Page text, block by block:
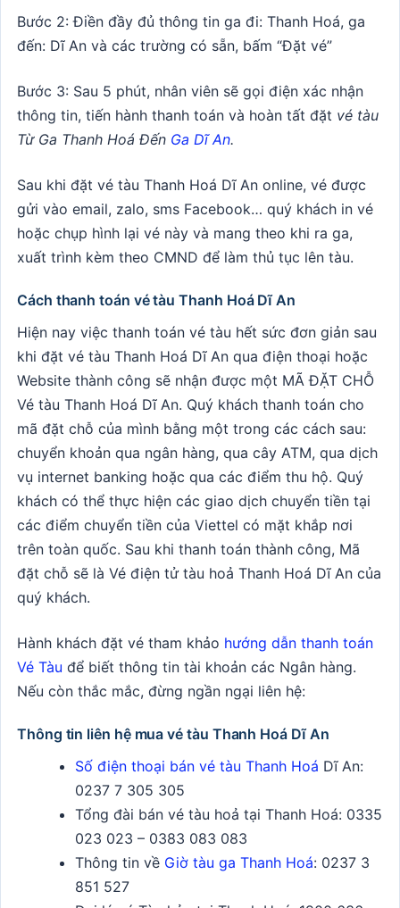
Bước 2: Điền đầy đủ thông tin ga đi: Thanh Hoá, ga
đến: Dĩ An và các trường có sẵn, bấm “Đặt vé”
Bước 3: Sau 5 phút, nhân viên sẽ gọi điện xác nhận
thông tin, tiến hành thanh toán và hoàn tất đặt vé tàu
Từ Ga Thanh Hoá Đến Ga Dĩ An.
Sau khi đặt vé tàu Thanh Hoá Dĩ An online, vé được
gửi vào email, zalo, sms Facebook… quý khách in vé
hoặc chụp hình lại vé này và mang theo khi ra ga,
xuất trình kèm theo CMND để làm thủ tục lên tàu.
Cách thanh toán vé tàu Thanh Hoá Dĩ An
Hiện nay việc thanh toán vé tàu hết sức đơn giản sau
khi đặt vé tàu Thanh Hoá Dĩ An qua điện thoại hoặc
Website thành công sẽ nhận được một MÃ ĐẶT CHỖ
Vé tàu Thanh Hoá Dĩ An. Quý khách thanh toán cho
mã đặt chỗ của mình bằng một trong các cách sau:
chuyển khoản qua ngân hàng, qua cây ATM, qua dịch
vụ internet banking hoặc qua các điểm thu hộ. Quý
khách có thể thực hiện các giao dịch chuyển tiền tại
các điểm chuyển tiền của Viettel có mặt khắp nơi
trên toàn quốc. Sau khi thanh toán thành công, Mã
đặt chỗ sẽ là Vé điện tử tàu hoả Thanh Hoá Dĩ An của
quý khách.
Hành khách đặt vé tham khảo hướng dẫn thanh toán
Vé Tàu để biết thông tin tài khoản các Ngân hàng.
Nếu còn thắc mắc, đừng ngần ngại liên hệ:
Thông tin liên hệ mua vé tàu Thanh Hoá Dĩ An
Số điện thoại bán vé tàu Thanh Hoá Dĩ An:
0237 7 305 305
Tổng đài bán vé tàu hoả tại Thanh Hoá: 0335
023 023 – 0383 083 083
Thông tin về Giờ tàu ga Thanh Hoá: 0237 3
851 527